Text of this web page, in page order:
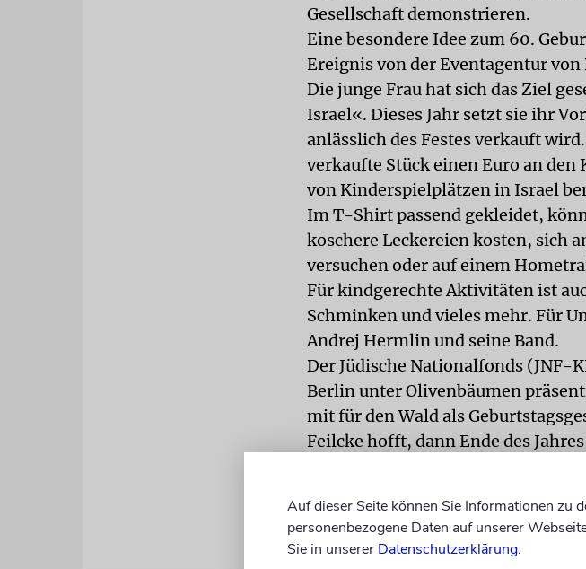
Gesellschaft demonstrieren.
Eine besondere Idee zum 60.
Ereignis von der Eventagentur
Die junge Frau hat sich das Ziel
Israel«. Dieses Jahr setzt sie ihr
anlässlich des Festes verkauft
verkaufte Stück einen Euro an den
von Kinderspielplätzen in Israel
Im T-Shirt passend gekleidet,
koschere Leckereien kosten, sich
versuchen oder auf einem
Für kindgerechte Aktivitäten ist
Schminken und vieles mehr. Für
Andrej Hermlin und seine Band.
Der Jüdische Nationalfonds (JNF-
Berlin unter Olivenbäumen
mit für den Wald als
Feilcke hofft, dann Ende des
Auf dieser Seite können Sie Informationen zu
personenbezogene Daten auf unserer
Sie in unserer Datenschutzerklärung.